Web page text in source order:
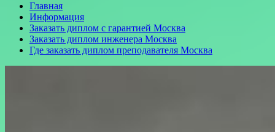
Главная
Информация
Заказать диплом с гарантией Москва
Заказать диплом инженера Москва
Где заказать диплом преподавателя Москва